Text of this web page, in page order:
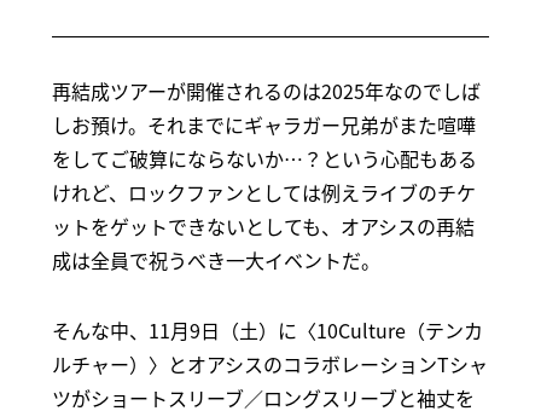
再結成ツアーが開催されるのは2025年なのでしば
しお預け。それまでにギャラガー兄弟がまた喧嘩
をしてご破算にならないか…？という心配もある
けれど、ロックファンとしては例えライブのチケ
ットをゲットできないとしても、オアシスの再結
成は全員で祝うべき一大イベントだ。
そんな中、11月9日（土）に〈10Culture（テンカ
ルチャー）〉とオアシスのコラボレーションTシャ
ツがショートスリーブ／ロングスリーブと袖丈を